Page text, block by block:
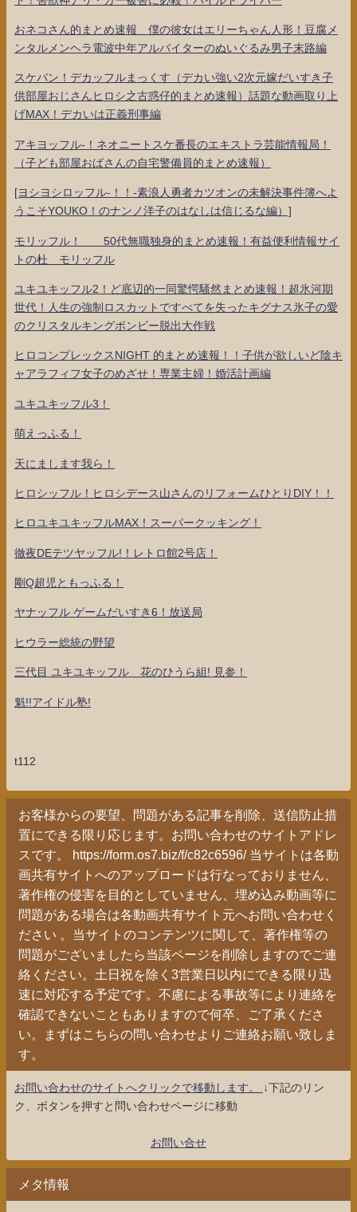
おネコさん的まとめ速報 僕の彼女はエリーちゃん人形！豆腐メ
ンタルメンヘラ電波中年アルバイターのぬいぐるみ男子末路編
スケバン！デカッフルまっくす（デカい強い2次元嫁だいすき子
供部屋おじさんヒロシ之古惑仔的まとめ速報）話題な動画取り上
げMAX！デカいは正義刑事編
アキヨッフル-！ネオニートスケ番長のエキストラ芸能情報局！
（子ども部屋おばさんの自宅警備員的まとめ速報）
[ヨシヨシロッフル-！！-素浪人勇者カツオンの未解決事件簿へよ
うこそYOUKO！のナンノ洋子のはなしは信じるな編）]
モリッフル！ 50代無職独身的まとめ速報！有益便利情報サイ
トの杜 モリッフル
ユキユキッフル2！ど底辺的一同驚愕騒然まとめ速報！超氷河期
世代！人生の強制ロスカットですべてを失ったキグナス氷子の愛
のクリスタルキングボンビー脱出大作戦
ヒロコンプレックスNIGHT 的まとめ速報！！子供が欲しいど陰キ
ャアラフィフ女子のめざせ！専業主婦！婚活計画編
ユキユキッフル3！
萌えっふる！
天にまします我ら！
ヒロシッフル！ヒロシデース山さんのリフォームひとりDIY！！
ヒロユキユキッフルMAX！スーパークッキング！
徹夜DEテツヤッフル!！レトロ館2号店！
剛Q超児ともっふる！
ヤナッフル ゲームだいすき6！放送局
ヒウラー総統の野望
三代目 ユキユキッフル 花のひうら組! 見参！
魁!!アイドル塾!
t112
お客様からの要望、問題がある記事を削除、送信防止措
置にできる限り応じます。お問い合わせのサイトアドレ
スです。 https://form.os7.biz/f/c82c6596/ 当サイトは各動
画共有サイトへのアップロードは行なっておりません、
著作権の侵害を目的としていません、埋め込み動画等に
問題がある場合は各動画共有サイト元へお問い合わせく
ださい 。当サイトのコンテンツに関して、著作権等の
問題がございましたら当該ページを削除しますのでご連
絡ください。土日祝を除く3営業日以内にできる限り迅
速に対応する予定です。不慮による事故等により連絡を
確認できないこともありますので何卒、ご了承くださ
い。まずはこちらの問い合わせよりご連絡お願い致しま
す。
お問い合わせのサイトへクリックで移動します。
↓下記のリン
ク、ボタンを押すと問い合わせページに移動
お問い合せ
メタ情報